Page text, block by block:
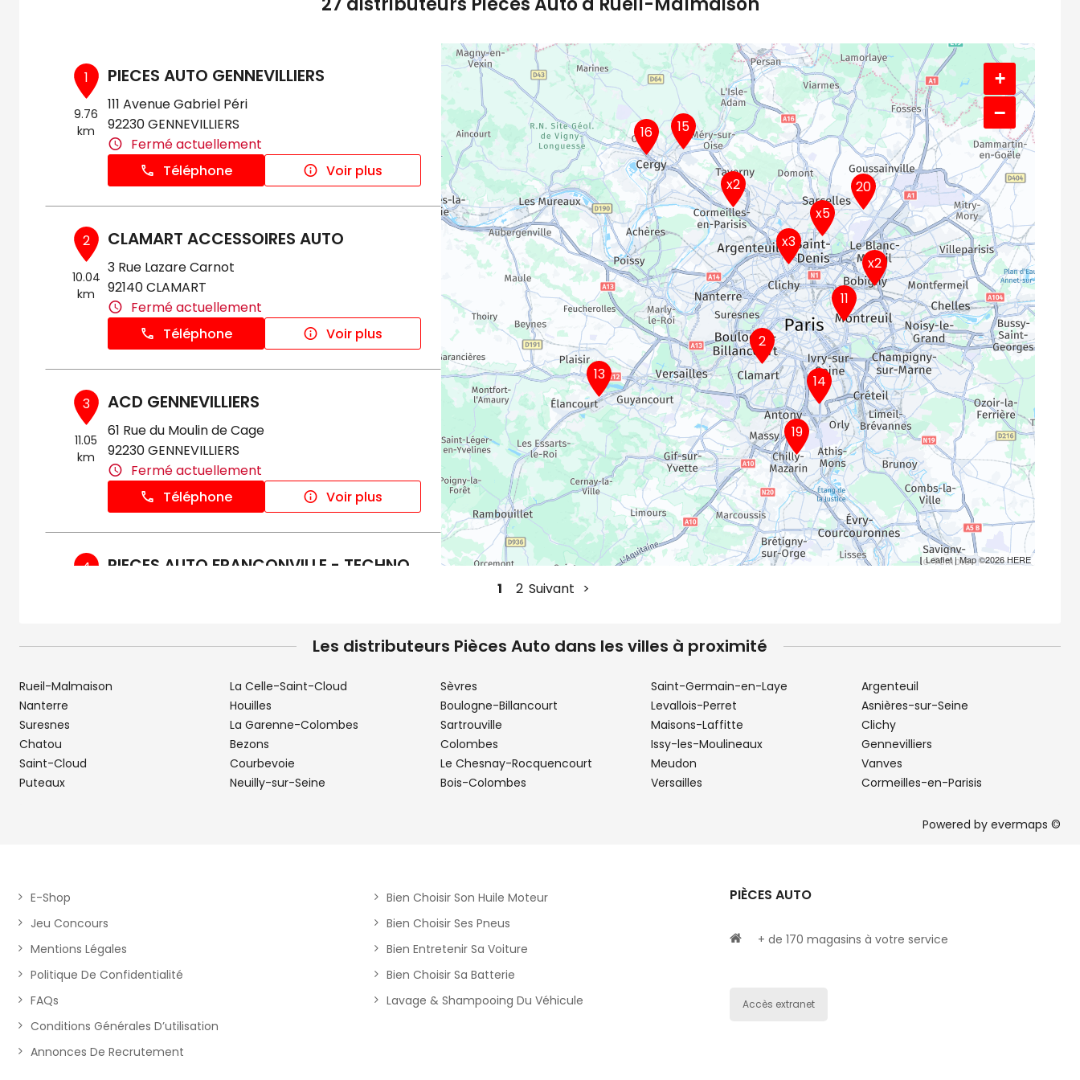
1
9.76
km
PIECES AUTO GENNEVILLIERS
111 Avenue Gabriel Péri
92230 GENNEVILLIERS
Fermé actuellement
Téléphone
Voir plus
2
10.04
km
CLAMART ACCESSOIRES AUTO
3 Rue Lazare Carnot
92140 CLAMART
Fermé actuellement
Téléphone
Voir plus
3
11.05
km
ACD GENNEVILLIERS
61 Rue du Moulin de Cage
92230 GENNEVILLIERS
Fermé actuellement
Téléphone
Voir plus
4
PIECES AUTO FRANCONVILLE - TECHNO
Téléphone
Voir plus
5 FRANCONVILLE PIECES AUTO
25 Rue Andre Citroen
6
12.77
km
PIECES AUTO SAINT-OUEN
11 Avenue Michelet
Fermé actuellement
13
19
14
16 15
20
2
11
x2
x2
x5
x3
+
−
Leaflet| Map ©2026HERE
1 2 Suivant
Les distributeurs Pièces Auto dans les villes à proximité
Rueil-Malmaison
Nanterre
Suresnes
Chatou
Saint-Cloud
Puteaux
La Celle-Saint-Cloud
Houilles
La Garenne-Colombes
Bezons
Courbevoie
Neuilly-sur-Seine
Sèvres
Boulogne-Billancourt
Sartrouville
Colombes
Le Chesnay-Rocquencourt
Bois-Colombes
Saint-Germain-en-Laye
Levallois-Perret
Maisons-Laffitte
Issy-les-Moulineaux
Meudon
Versailles
Argenteuil
Asnières-sur-Seine
Clichy
Gennevilliers
Vanves
Cormeilles-en-Parisis
Powered by evermaps ©
E-Shop
Jeu Concours
Mentions Légales
Politique De Confidentialité
FAQs
Conditions Générales D’utilisation
Annonces De Recrutement
Bien Choisir Son Huile Moteur
Bien Choisir Ses Pneus
Bien Entretenir Sa Voiture
Bien Choisir Sa Batterie
Lavage & Shampooing Du Véhicule
PIÈCES AUTO
+ de 170 magasins à votre service
Accès extranet